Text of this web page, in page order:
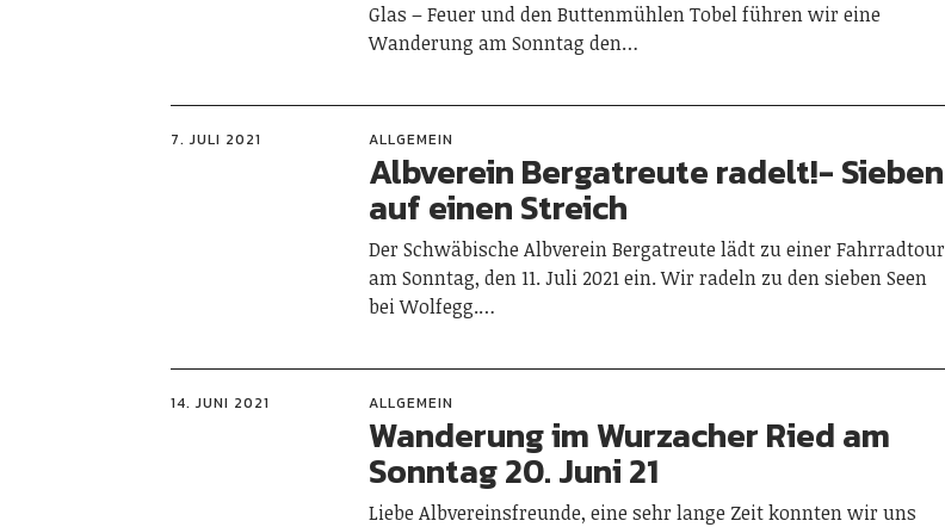
Glas – Feuer und den Buttenmühlen Tobel führen wir eine
Wanderung am Sonntag den…
7. JULI 2021 ALLGEMEIN
Albverein Bergatreute radelt!- Sieben
auf einen Streich
Der Schwäbische Albverein Bergatreute lädt zu einer Fahrradtour
am Sonntag, den 11. Juli 2021 ein. Wir radeln zu den sieben Seen
bei Wolfegg.…
14. JUNI 2021 ALLGEMEIN
Wanderung im Wurzacher Ried am
Sonntag 20. Juni 21
Liebe Albvereinsfreunde, eine sehr lange Zeit konnten wir uns